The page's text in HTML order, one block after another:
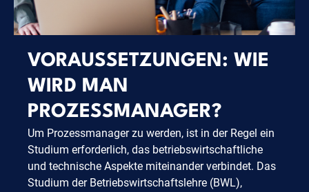
VORAUSSETZUNGEN: WIE
WIRD MAN
PROZESSMANAGER?
Um Prozessmanager zu werden, ist in der Regel ein
Studium erforderlich, das betriebswirtschaftliche
und technische Aspekte miteinander verbindet. Das
Studium der Betriebswirtschaftslehre (BWL),